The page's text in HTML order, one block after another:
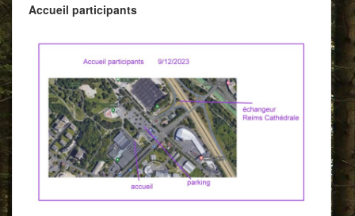
Accueil participants